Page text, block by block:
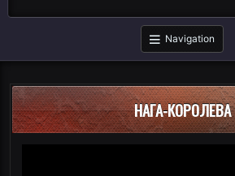
Navigation
НАГА-КОРОЛЕВА